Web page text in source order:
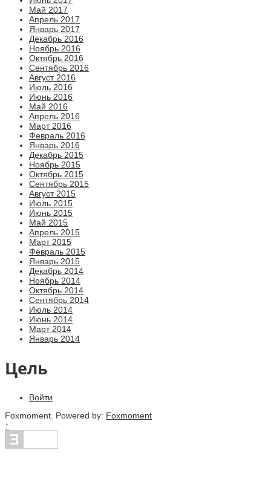
Май 2017
Апрель 2017
Январь 2017
Декабрь 2016
Ноябрь 2016
Октябрь 2016
Сентябрь 2016
Август 2016
Июль 2016
Июнь 2016
Май 2016
Апрель 2016
Март 2016
Февраль 2016
Январь 2016
Декабрь 2015
Ноябрь 2015
Октябрь 2015
Сентябрь 2015
Август 2015
Июль 2015
Июнь 2015
Май 2015
Апрель 2015
Март 2015
Февраль 2015
Январь 2015
Декабрь 2014
Ноябрь 2014
Октябрь 2014
Сентябрь 2014
Июль 2014
Июнь 2014
Март 2014
Январь 2014
Цель
Войти
Foxmoment. Powered by: Foxmoment
↑